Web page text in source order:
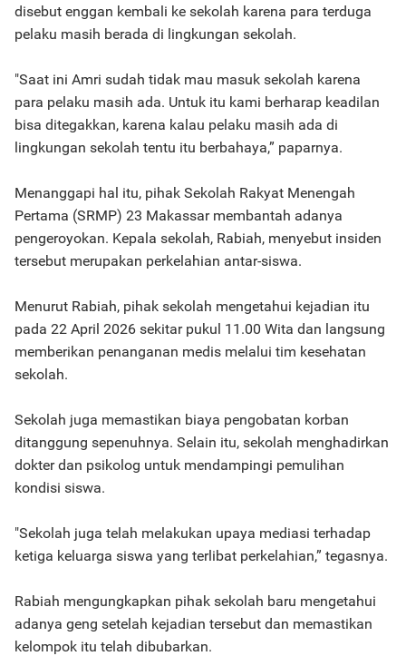
disebut enggan kembali ke sekolah karena para terduga
pelaku masih berada di lingkungan sekolah.
"Saat ini Amri sudah tidak mau masuk sekolah karena
para pelaku masih ada. Untuk itu kami berharap keadilan
bisa ditegakkan, karena kalau pelaku masih ada di
lingkungan sekolah tentu itu berbahaya,” paparnya.
Menanggapi hal itu, pihak Sekolah Rakyat Menengah
Pertama (SRMP) 23 Makassar membantah adanya
pengeroyokan. Kepala sekolah, Rabiah, menyebut insiden
tersebut merupakan perkelahian antar-siswa.
Menurut Rabiah, pihak sekolah mengetahui kejadian itu
pada 22 April 2026 sekitar pukul 11.00 Wita dan langsung
memberikan penanganan medis melalui tim kesehatan
sekolah.
Sekolah juga memastikan biaya pengobatan korban
ditanggung sepenuhnya. Selain itu, sekolah menghadirkan
dokter dan psikolog untuk mendampingi pemulihan
kondisi siswa.
"Sekolah juga telah melakukan upaya mediasi terhadap
ketiga keluarga siswa yang terlibat perkelahian,” tegasnya.
Rabiah mengungkapkan pihak sekolah baru mengetahui
adanya geng setelah kejadian tersebut dan memastikan
kelompok itu telah dibubarkan.